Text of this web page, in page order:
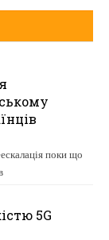
поки що
5G